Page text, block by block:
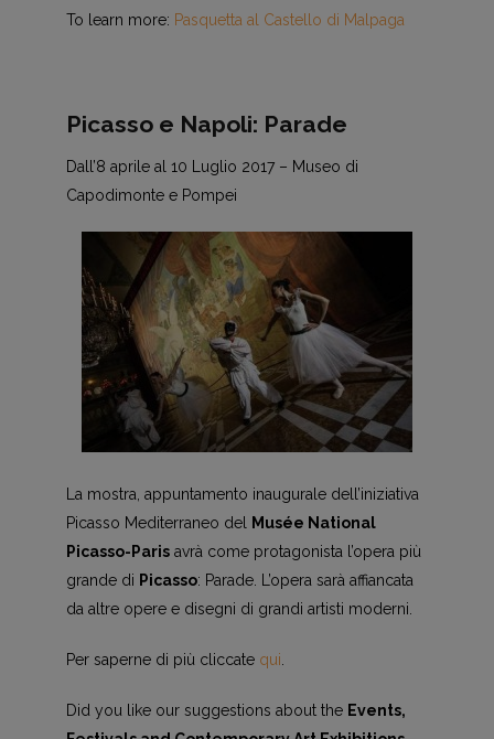
To learn more: Pasquetta al Castello di Malpaga
Picasso e Napoli: Parade
Dall’8 aprile al 10 Luglio 2017 – Museo di
Capodimonte e Pompei
La mostra, appuntamento inaugurale dell’iniziativa
Picasso Mediterraneo del Musée National
Picasso-Parisavrà come protagonista l’opera più
grande di Picasso: Parade. L’opera sarà affiancata
da altre opere e disegni di grandi artisti moderni.
Per saperne di più cliccate qui.
Did you like our suggestions about the Events,